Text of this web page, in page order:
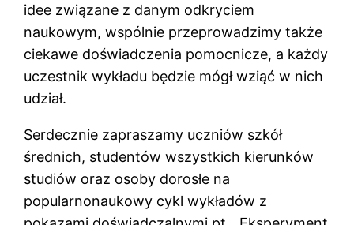
idee związane z danym odkryciem
naukowym, wspólnie przeprowadzimy także
ciekawe doświadczenia pomocnicze, a każdy
uczestnik wykładu będzie mógł wziąć w nich
udział.
Serdecznie zapraszamy uczniów szkół
średnich, studentów wszystkich kierunków
studiów oraz osoby dorosłe na
popularnonaukowy cykl wykładów z